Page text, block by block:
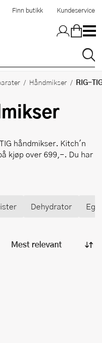
Finn butikk Kundeservice
Håndmikser RIG-
håndmikser. Kitch'n
kjøp over 699,-. Du har
Dehydrator